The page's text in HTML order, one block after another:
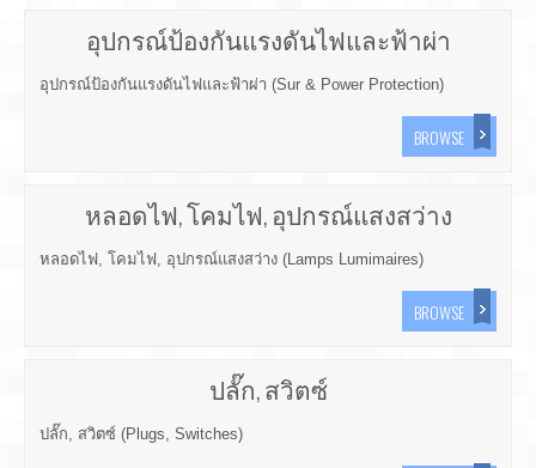
อุปกรณ์ป้องกันแรงดันไฟและฟ้าผ่า
อุปกรณ์ป้องกันแรงดันไฟและฟ้าผ่า (Sur & Power Protection)
BROWSE
หลอดไฟ, โคมไฟ, อุปกรณ์แสงสว่าง
หลอดไฟ, โคมไฟ, อุปกรณ์แสงสว่าง (Lamps Lumimaires)
BROWSE
ปลั๊ก, สวิตซ์
ปลั๊ก, สวิตซ์ (Plugs, Switches)